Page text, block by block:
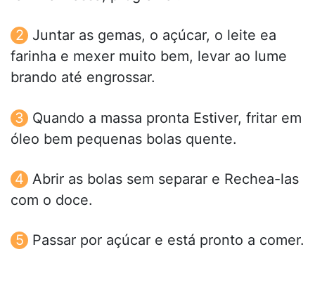
Juntar as gemas, o açúcar, o leite ea
farinha e mexer muito bem, levar ao lume
brando até engrossar.
Quando a massa pronta Estiver, fritar em
óleo bem pequenas bolas quente.
Abrir as bolas sem separar e Rechea-las
com o doce.
Passar por açúcar e está pronto a comer.